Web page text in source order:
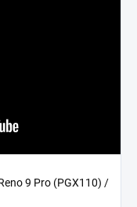
9 Pro (PGX110) /